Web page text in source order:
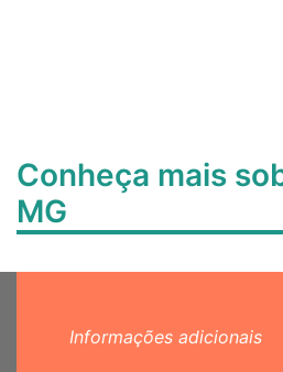
Conheça mais
MG
Informações adicionais